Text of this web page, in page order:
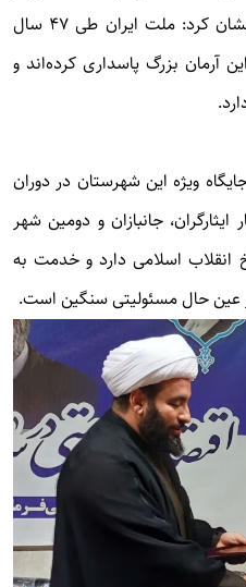
رسالت پیامبران الهی است، خاطرنشان کرد: ملت ایران طی ۴۷ سال
آرمان بزرگ پاسداری کرده‌اند و
ویژه این شهرستان در دوران
جانبازان و دومین شهر
انقلاب اسلامی دارد و خدمت به
عین حال مسئولیتی سنگین است.